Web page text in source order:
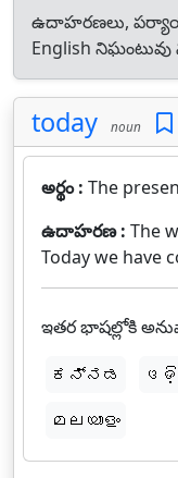
ఉదాహరణలు,
English నిఘంటువు
today noun
అర్థం : The
ఉదాహరణ : The
Today we have
ఇతర భాషల్లోకి
ಕನ್ನಡ
മലയാളം